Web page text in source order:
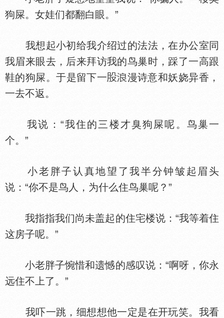
狗屎。女娃们都翻白眼。”
我想起小初给我介绍过的法法，在办公室同
我眉来眼去，后来拜访我的鸟巢时，踩了一高跟
鞋的狗屎。于是留下一
漫诗意和妖娆异香，
一去不返。
我说：“我住的三楼才臭狗屎呢。鸟巢一
个。”
小老胖子认真地望了我半分钟皱起眉头
说：“你不是鸟人，为什么住鸟巢呢？”
我指指我们尚未盖起的住宅楼说：“我等着住
这房子呢。”
小老胖子惋惜和遗憾的感叹说：“啊呀，你永
远住不上了。”
我吓一跳，细想想他一定是在开玩笑。我看